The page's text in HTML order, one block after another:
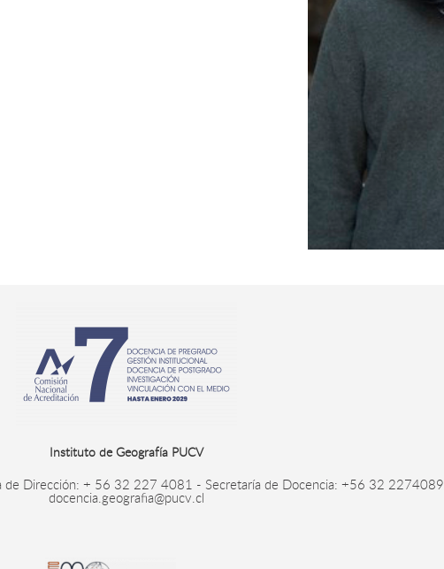
Instituto de Geografía PUCV
de Dirección: + 56 32 227 4081 - Secretaría de Docencia: +56 32 2274089
docencia.geografia@pucv.cl